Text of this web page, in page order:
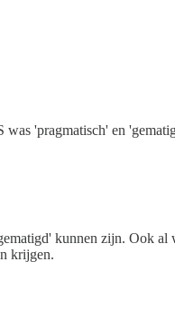
'pragmatisch' en
kunnen zijn. Ook
krijgen.